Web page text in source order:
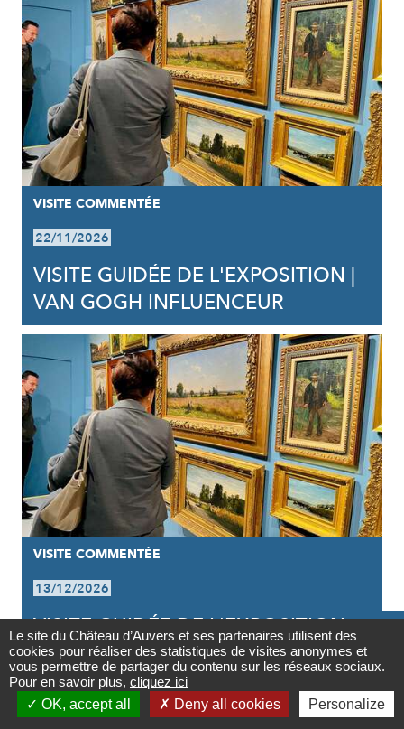
Contact

Newsletter
VISITE COMMENTÉE
22/11/2026
VISITE GUIDÉE DE L'EXPOSITION |
VAN GOGH INFLUENCEUR
VISITE COMMENTÉE
13/12/2026
VISITE GUIDÉE DE L'EXPOSITION |
VAN GOGH INFLUENCEUR
Le site du Château d’Auvers et ses partenaires utilisent des
cookies pour réaliser des statistiques de visites anonymes et
vous permettre de partager du contenu sur les réseaux sociaux.
Pour en savoir plus, cliquez ici
OK, accept all
Deny all cookies Personalize